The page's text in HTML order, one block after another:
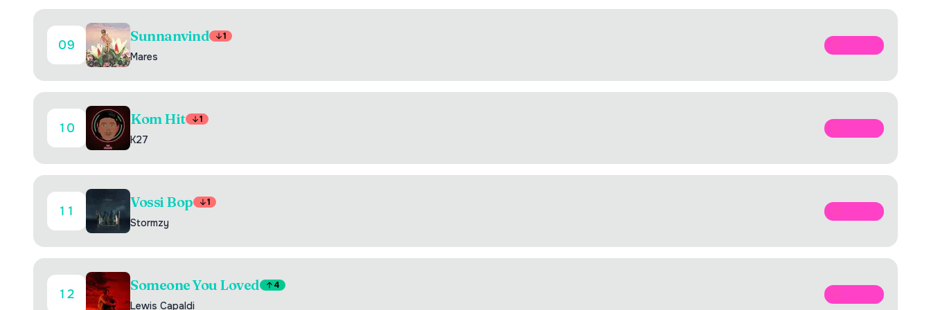
09
Sunnanvind 1
Mares
10
Kom Hit 1
K27
11
Vossi Bop 1
Stormzy
12
Someone You Loved 4
Lewis Capaldi